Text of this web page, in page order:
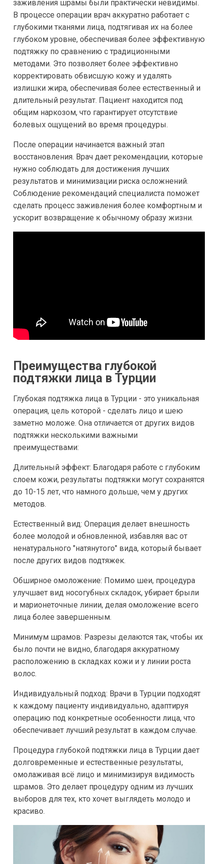
заживления шрамы были практически невидимы.
В процессе операции врач аккуратно работает с
глубокими тканями лица, подтягивая их на более
глубоком уровне, обеспечивая более эффективную
подтяжку по сравнению с традиционными
методами. Это позволяет более эффективно
корректировать обвисшую кожу и удалять
излишки жира, обеспечивая более естественный и
длительный результат. Пациент находится под
общим наркозом, что гарантирует отсутствие
болевых ощущений во время процедуры.
После операции начинается важный этап
восстановления. Врач дает рекомендации, которые
нужно соблюдать для достижения лучших
результатов и минимизации риска осложнений.
Соблюдение рекомендаций специалиста поможет
сделать процесс заживления более комфортным и
ускорит возвращение к обычному образу жизни.
Преимущества глубокой
подтяжки лица в Турции
Глубокая подтяжка лица в Турции - это уникальная
операция, цель которой - сделать лицо и шею
заметно моложе. Она отличается от других видов
подтяжки несколькими важными
преимуществами:
Длительный эффект: Благодаря работе с глубоким
слоем кожи, результаты подтяжки могут сохранятся
до 10-15 лет, что намного дольше, чем у других
методов.
Естественный вид: Операция делает внешность
более молодой и обновленной, избавляя вас от
ненатурального "натянутого" вида, который бывает
после других видов подтяжек.
Обширное омоложение: Помимо шеи, процедура
улучшает вид носогубных складок, убирает брыли
и марионеточные линии, делая омоложение всего
лица более завершенным.
Минимум шрамов: Разрезы делаются так, чтобы их
было почти не видно, благодаря аккуратному
расположению в складках кожи и у линии роста
волос.
Индивидуальный подход: Врачи в Турции подходят
к каждому пациенту индивидуально, адаптируя
операцию под конкретные особенности лица, что
обеспечивает лучший результат в каждом случае.
Процедура глубокой подтяжки лица в Турции дает
долговременные и естественные результаты,
омолаживая всё лицо и минимизируя видимость
шрамов. Это делает процедуру одним из лучших
выборов для тех, кто хочет выглядеть молодо и
красиво.